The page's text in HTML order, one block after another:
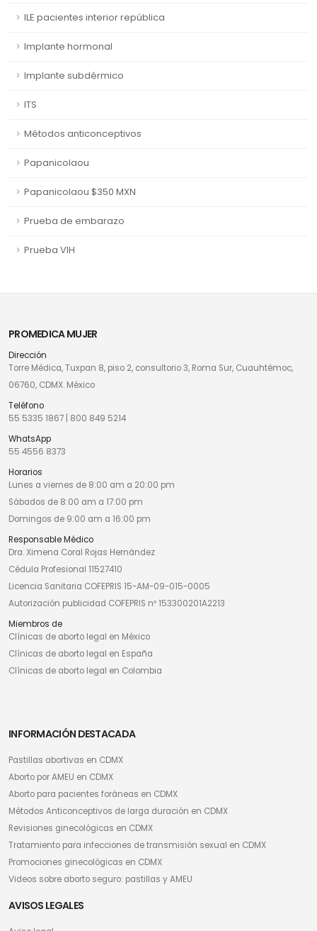
ILE pacientes interior república
Implante hormonal
Implante subdérmico
ITS
Métodos anticonceptivos
Papanicolaou
Papanicolaou $350 MXN
Prueba de embarazo
Prueba VIH
PROMEDICA MUJER
Dirección
Torre Médica, Tuxpan 8, piso 2, consultorio 3, Roma Sur, Cuauhtémoc,
06760, CDMX. México
Teléfono
55 5335 1867
800 849 5214
WhatsApp
55 4556 8373
Horarios
Lunes a viernes de 8:00 am a 20:00 pm
Sábados de 8:00 am a 17:00 pm
Domingos de 9:00 am a 16:00 pm
Responsable Médico
Dra. Ximena Coral Rojas Hernández
Cédula Profesional 11527410
Licencia Sanitaria COFEPRIS 15-AM-09-015-0005
Autorización publicidad COFEPRIS nº 153300201A2213
Miembros de
Clínicas de aborto legal en México
Clínicas de aborto legal en España
Clínicas de aborto legal en Colombia
INFORMACIÓN DESTACADA
Pastillas abortivas en CDMX
Aborto por AMEU en CDMX
Aborto para pacientes foráneas en CDMX
Métodos Anticonceptivos de larga duración en CDMX
Revisiones ginecológicas en CDMX
Tratamiento para infecciones de transmisión sexual en CDMX
Promociones ginecológicas en CDMX
Videos sobre aborto seguro: pastillas y AMEU
AVISOS LEGALES